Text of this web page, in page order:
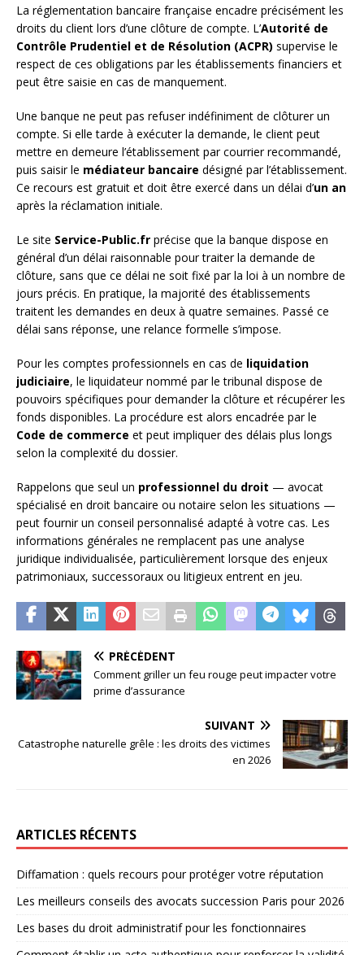
La réglementation bancaire française encadre précisément les
droits du client lors d’une clôture de compte. L’Autorité de
Contrôle Prudentiel et de Résolution (ACPR) supervise le
respect de ces obligations par les établissements financiers et
peut être saisie en cas de manquement.
Une banque ne peut pas refuser indéfiniment de clôturer un
compte. Si elle tarde à exécuter la demande, le client peut
mettre en demeure l’établissement par courrier recommandé,
puis saisir le médiateur bancaire désigné par l’établissement.
Ce recours est gratuit et doit être exercé dans un délai d’un an
après la réclamation initiale.
Le site Service-Public.fr précise que la banque dispose en
général d’un délai raisonnable pour traiter la demande de
clôture, sans que ce délai ne soit fixé par la loi à un nombre de
jours précis. En pratique, la majorité des établissements
traitent les demandes en deux à quatre semaines. Passé ce
délai sans réponse, une relance formelle s’impose.
Pour les comptes professionnels en cas de liquidation
judiciaire, le liquidateur nommé par le tribunal dispose de
pouvoirs spécifiques pour demander la clôture et récupérer les
fonds disponibles. La procédure est alors encadrée par le
Code de commerce et peut impliquer des délais plus longs
selon la complexité du dossier.
Rappelons que seul un professionnel du droit — avocat
spécialisé en droit bancaire ou notaire selon les situations —
peut fournir un conseil personnalisé adapté à votre cas. Les
informations générales ne remplacent pas une analyse
juridique individualisée, particulièrement lorsque des enjeux
patrimoniaux, successoraux ou litigieux entrent en jeu.
PRÉCÉDENT
Comment griller un feu rouge peut impacter votre
prime d’assurance
SUIVANT
Catastrophe naturelle grêle : les droits des victimes
en 2026
ARTICLES RÉCENTS
Diffamation : quels recours pour protéger votre réputation
Les meilleurs conseils des avocats succession Paris pour 2026
Les bases du droit administratif pour les fonctionnaires